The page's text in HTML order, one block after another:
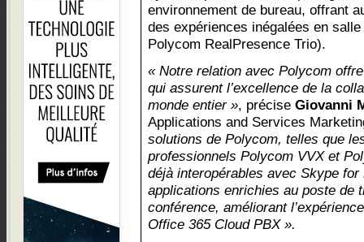
environnement de bureau, offrant
des expériences inégalées en
Polycom RealPresence Trio).
« Notre relation avec Polycom
qui assurent l’excellence de la
monde entier », précise Giovanni
Applications and Services
solutions de Polycom, telles que
professionnels Polycom VVX et
déjà interopérables avec Skype
applications enrichies au poste de
conférence, améliorant
Office 365 Cloud PBX ».